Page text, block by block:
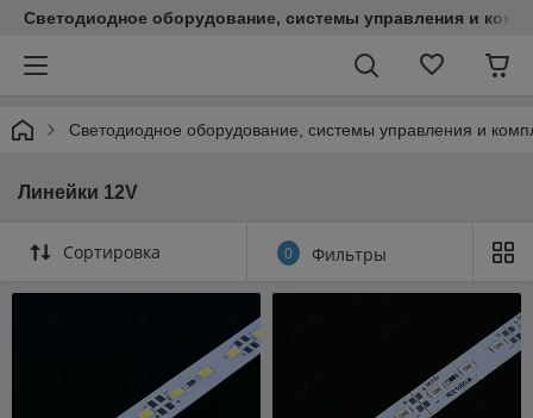
Светодиодное оборудование, системы управления и
Светодиодное оборудование, системы управления и
Линейки 12V
Сортировка 0 Фильтры